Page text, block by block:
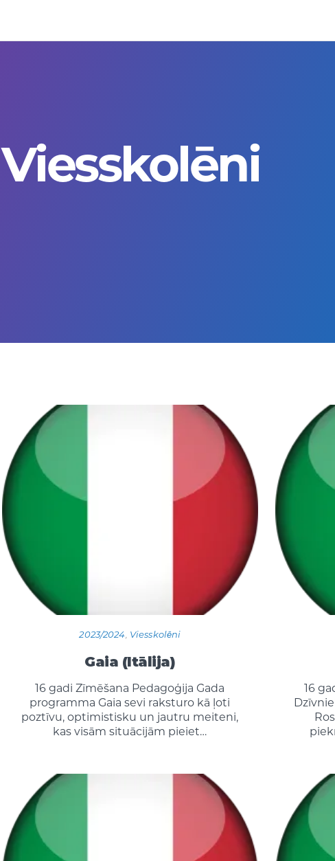
Viesskolēni
2023/2024 Viesskolēni
Gaia (Itālija)
16 gadi Zīmēšana Pedagoģija Gada
programma Gaia sevi raksturo kā ļoti
poztīvu, optimistisku un jautru meiteni,
kas visām situācijām pieiet…
16